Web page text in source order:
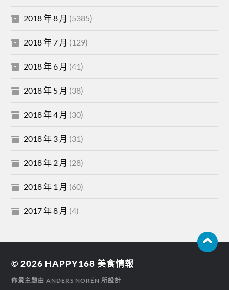
2018 年 8 月 (5385)
2018 年 7 月 (129)
2018 年 6 月 (41)
2018 年 5 月 (38)
2018 年 4 月 (30)
2018 年 3 月 (31)
2018 年 2 月 (28)
2018 年 1 月 (60)
2017 年 8 月 (4)
© 2026 HAPPY168 美食情報
佈景主題由ANDERS NORÉN 所設計